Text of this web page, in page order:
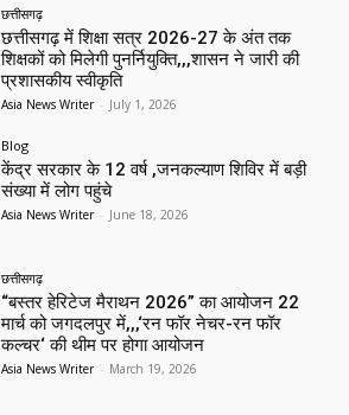
छत्तीसगढ़
छत्तीसगढ़ में शिक्षा सत्र 2026-27 के अंत तक
शिक्षकों को मिलेगी पुनर्नियुक्ति,,,शासन ने जारी की
प्रशासकीय स्वीकृति
Asia News Writer - July 1, 2026
Blog
केंद्र सरकार के 12 वर्ष ,जनकल्याण शिविर में बड़ी
संख्या में लोग पहुंचे
Asia News Writer - June 18, 2026
छत्तीसगढ़
“बस्तर हेरिटेज मैराथन 2026” का आयोजन 22
मार्च को जगदलपुर में,,,‘रन फॉर नेचर-रन फॉर
कल्चर‘ की थीम पर होगा आयोजन
Asia News Writer - March 19, 2026